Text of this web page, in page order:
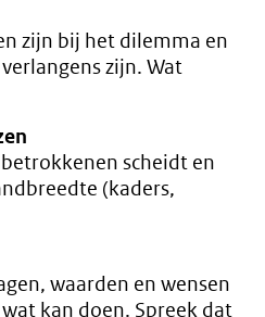
zijn bij het dilemma en
zijn. Wat
scheidt en
(kaders,
waarden en wensen
kan doen. Spreek dat